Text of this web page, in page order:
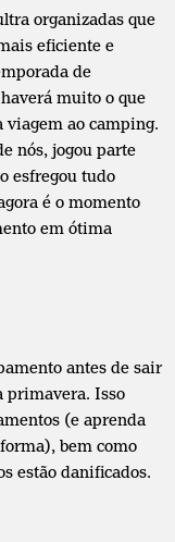
organizadas que
eficiente e
de
muito o que
ao camping.
nós, jogou parte
esfregou tudo
é o momento
em ótima
antes de sair
primavera. Isso
(e aprenda
bem como
estão danificados.